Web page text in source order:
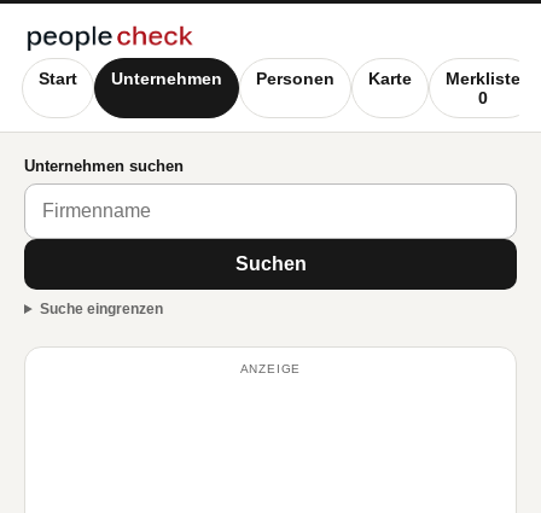
Start Unternehmen Personen Karte
Merkliste
0
Unternehmen suchen
Suchen
Suche eingrenzen
ANZEIGE